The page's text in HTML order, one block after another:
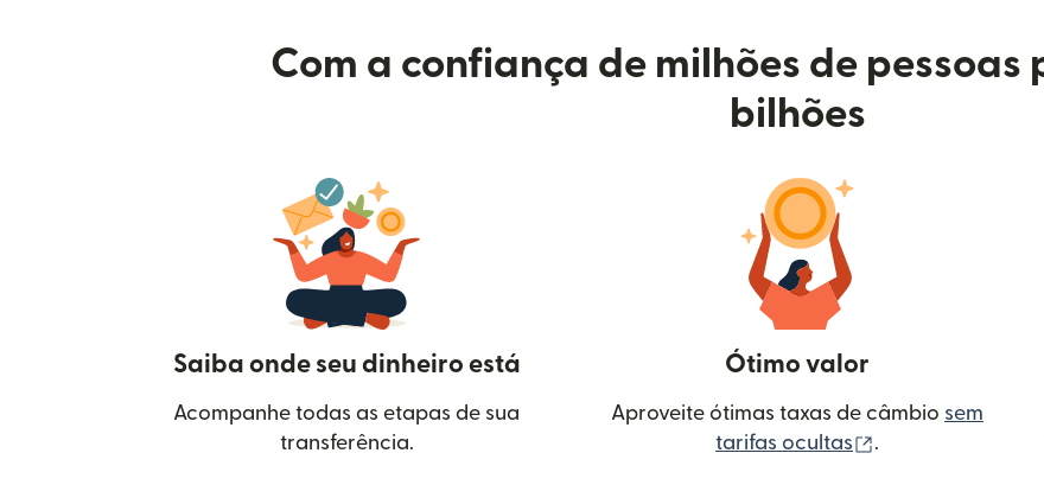
Com a confiança de milhões de pessoas
bilhões
Saiba onde seu dinheiro está
Acompanhe todas as etapas de sua
transferência.
Ótimo valor
Aproveite ótimas taxas de câmbio sem
tarifas ocultas
(abre em uma
.